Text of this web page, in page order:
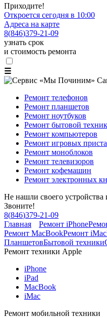
Приходите!
Откроется сегодня в 10:00
Адреса на карте
8(846)379-21-09
узнать срок
и стоимость ремонта
☰
Ремонт телефонов
Ремонт планшетов
Ремонт ноутбуков
Ремонт бытовой
Ремонт компьютеров
Ремонт игровых
Ремонт моноблоков
Ремонт телевизоров
Ремонт кофемашин
Ремонт электронных
Не нашли своего
Звоните!
8(846)379-21-09
Главная
Ремонт iPhone
Ремонт MacBookРемонт iMac
ПланшетовБытовой техники
Ремонт техники Apple
iPhone
iPad
MacBook
iMac
Ремонт мобильной техники